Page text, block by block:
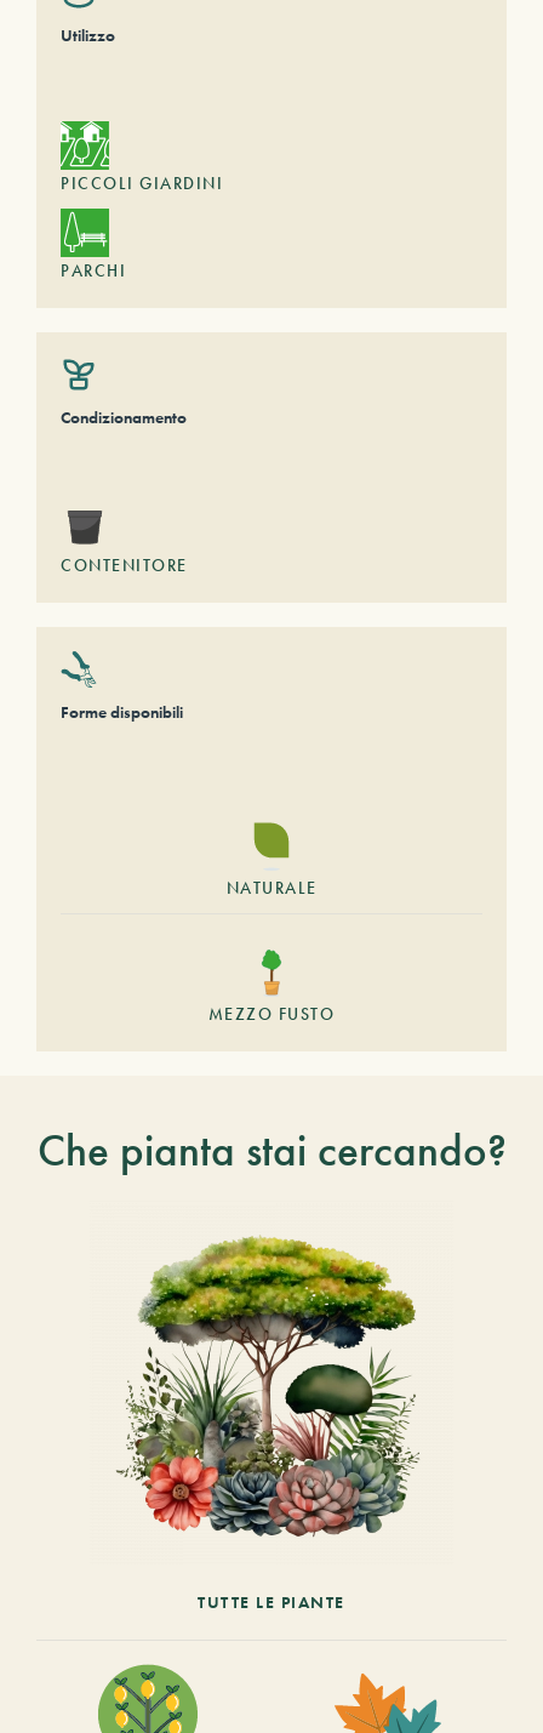
Utilizzo
PICCOLI GIARDINI
PARCHI
Condizionamento
CONTENITORE
Forme disponibili
NATURALE
MEZZO FUSTO
Che pianta stai cercando?
TUTTE LE PIANTE